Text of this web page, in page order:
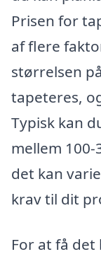
Prisen for
af flere
størrelsen
tapeteres,
Typisk kan
mellem
det kan
krav til dit
For at få